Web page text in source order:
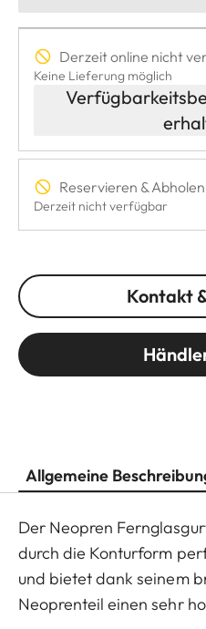
Derzeit online nicht
Keine Lieferung möglich
Reservieren & Abholen
Derzeit nicht verfügbar
Kontakt
Allgemeine
Der Neopren
durch die Konturform
und bietet dank seinem
Neoprenteil einen sehr